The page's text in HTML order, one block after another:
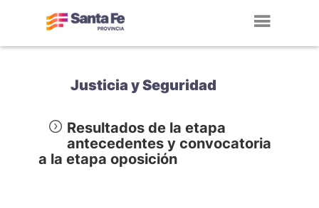
Justicia y Seguridad
Resultados de la etapa
antecedentes y convocatoria
a la etapa oposición